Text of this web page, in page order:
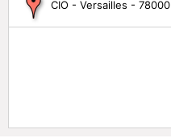
CIO - Versailles - 78000